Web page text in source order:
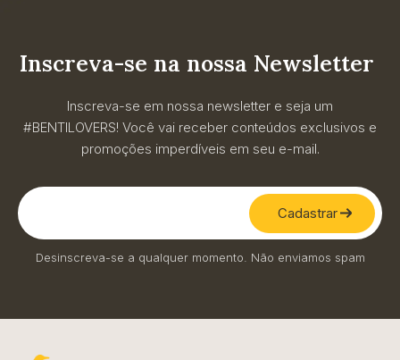
Inscreva-se na nossa Newsletter
Inscreva-se em nossa newsletter e seja um
#BENTILOVERS! Você vai receber conteúdos exclusivos e
promoções imperdíveis em seu e-mail.
Cadastrar
Desinscreva-se a qualquer momento. Não enviamos spam